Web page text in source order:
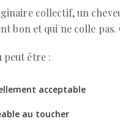
collectif, un
bon et qui ne colle
peut être :
acceptable
au toucher